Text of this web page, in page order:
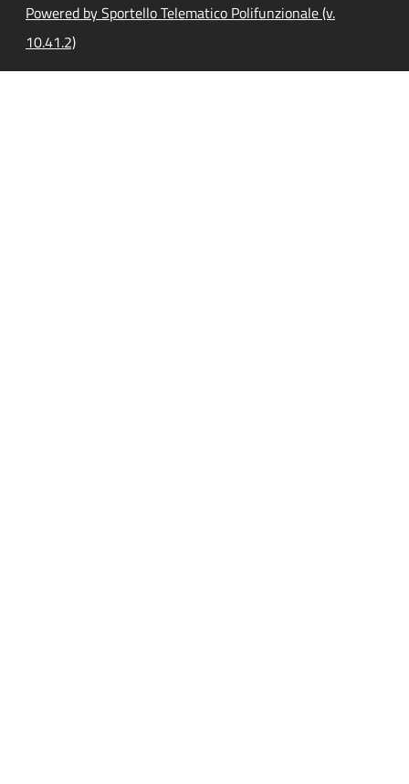
Powered by Sportello Telematico Polifunzionale (v.
10.41.2)